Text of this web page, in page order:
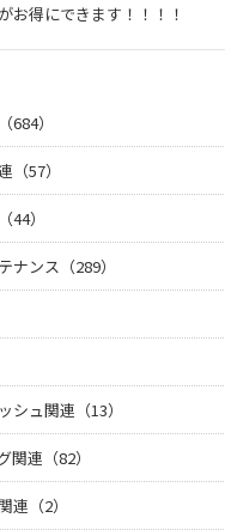
お得にできます！！！！
684）
（57）
44）
ナンス（289）
シュ関連（13）
関連（82）
連（2）